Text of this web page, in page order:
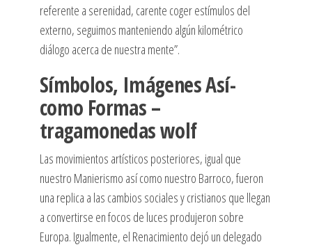
referente a serenidad, carente coger estímulos del
externo, seguimos manteniendo algún kilométrico
diálogo acerca de nuestra mente”.
Símbolos, Imágenes Así­
como Formas –
tragamonedas wolf
Las movimientos artísticos posteriores, igual que
nuestro Manierismo así­ como nuestro Barroco, fueron
una replica a las cambios sociales y cristianos que llegan
a convertirse en focos de luces produjeron sobre
Europa. Igualmente, el Renacimiento dejó un delegado